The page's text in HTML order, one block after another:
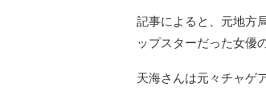
記事によると、元地方
ップスターだった女優
天海さんは元々チャゲ